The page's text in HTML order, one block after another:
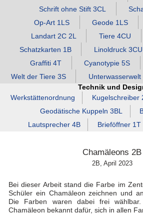
Schrift ohne Stift 3CL
Op‑Art 1LS
Geode 1LS
Landart 2C 2L
Tiere 4CU
Schatzkarten 1B
Linoldruck 3CU
Graffiti 4T
Cyanotypie 5S
Welt der Tiere 3S
Unterwasserwelt
Technik und
Werkstättenordnung
Kugelschreiber
Geodätische Kuppeln 3BL
Lautsprecher 4B
Brieföffner 1T
Chamäleons 2B
2B, April 2023
Bei dieser Arbeit stand die Farbe im
Schüler ein Chamäleon zeichnen und
Die Farben waren dabei frei
Chamäleon bekannt dafür, sich in allen